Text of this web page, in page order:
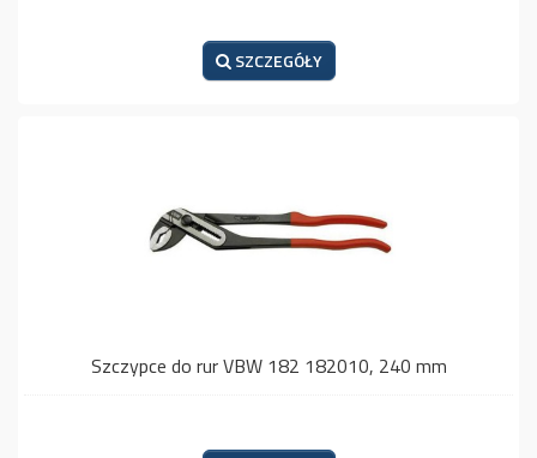
SZCZEGÓŁY
Szczypce do rur VBW 182 182010, 240 mm